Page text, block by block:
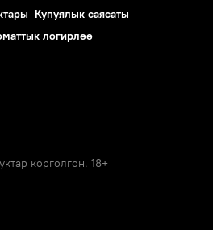
Купуялык саясаты
логирлөө
корголгон. 18+